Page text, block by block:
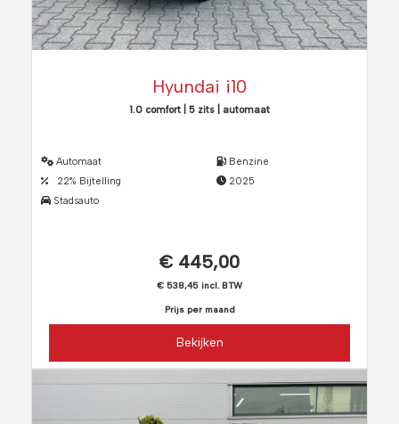
Hyundai i10
1.0 comfort | 5 zits | automaat
Automaat
22% Bijtelling
Stadsauto
Benzine
2025
€ 445,00
€ 538,45 incl. BTW
Prijs per maand
Bekijken